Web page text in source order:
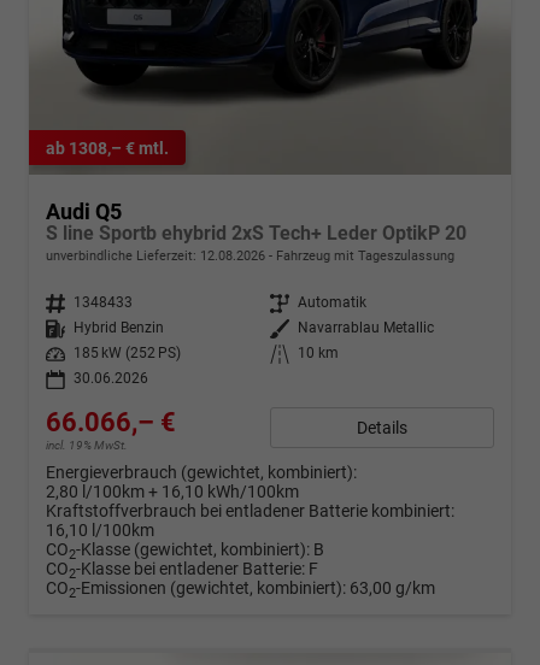
ab 1308,– € mtl.
Audi Q5
S line Sportb ehybrid 2xS Tech+ Leder OptikP 20
unverbindliche Lieferzeit: 12.08.2026 Fahrzeug mit Tageszulassung
Fahrzeugnr. 1348433 Getriebe Automatik
Kraftstoff
Hybrid Benzin Außenfarbe
Navarrablau Metallic
Leistung
185 kW (252 PS) Kilometerstand
10 km
30.06.2026
66.066,– €
incl. 19% MwSt.
Details
Energieverbrauch (gewichtet, kombiniert):
2,80 l/100km + 16,10 kWh/100km
Kraftstoffverbrauch bei entladener Batterie kombiniert:
16,10 l/100km
CO2-Klasse (gewichtet, kombiniert): B
CO2-Klasse bei entladener Batterie: F
CO2-Emissionen (gewichtet, kombiniert): 63,00 g/km